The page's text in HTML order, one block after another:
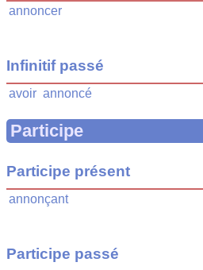
annoncer
Infinitif passé
avoir annoncé
Participe
Participe présent
annonçant
Participe passé